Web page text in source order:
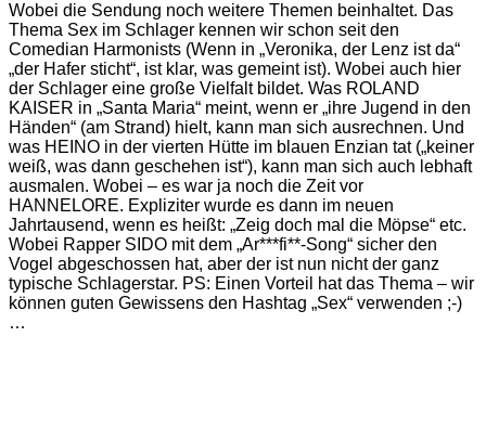
Wobei die Sendung noch weitere Themen beinhaltet. Das
Thema Sex im Schlager kennen wir schon seit den
Comedian Harmonists (Wenn in „Veronika, der Lenz ist da“
„der Hafer sticht“, ist klar, was gemeint ist). Wobei auch hier
der Schlager eine große Vielfalt bildet. Was ROLAND
KAISER in „Santa Maria“ meint, wenn er „ihre Jugend in den
Händen“ (am Strand) hielt, kann man sich ausrechnen. Und
was HEINO in der vierten Hütte im blauen Enzian tat („keiner
weiß, was dann geschehen ist“), kann man sich auch lebhaft
ausmalen. Wobei – es war ja noch die Zeit vor
HANNELORE. Expliziter wurde es dann im neuen
Jahrtausend, wenn es heißt: „Zeig doch mal die Möpse“ etc.
Wobei Rapper SIDO mit dem „Ar***fi**-Song“ sicher den
Vogel abgeschossen hat, aber der ist nun nicht der ganz
typische Schlagerstar. PS: Einen Vorteil hat das Thema – wir
können guten Gewissens den Hashtag „Sex“ verwenden ;-)
…